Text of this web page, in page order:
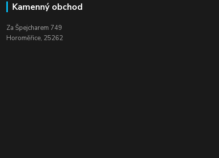
Kamenný obchod
Za Špejcharem 749
Horoměřice, 25262